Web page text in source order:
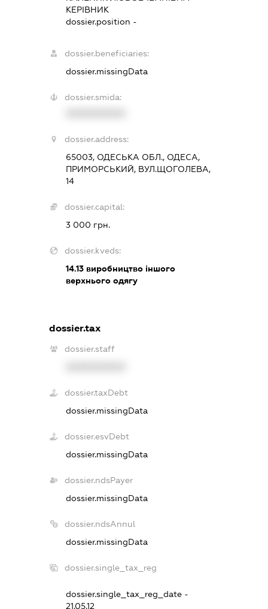
КЕРІВНИК
dossier.position -
dossier.beneficiaries:
dossier.missingData
dossier.smida:
dossier.address:
65003, ОДЕСЬКА ОБЛ., ОДЕСА,
ПРИМОРСЬКИЙ, ВУЛ.ЩОГОЛЕВА,
14
dossier.capital:
3 000 грн.
dossier.kveds:
14.13 виробництво іншого
верхнього одягу
dossier.tax
dossier.staff
dossier.taxDebt
dossier.missingData
dossier.esvDebt
dossier.missingData
dossier.ndsPayer
dossier.missingData
dossier.ndsAnnul
dossier.missingData
dossier.single_tax_reg
dossier.single_tax_reg_date -
21.05.12